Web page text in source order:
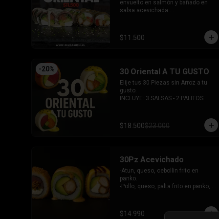
salmon.
queso.
envuelto en salmón y bañado en
salsa acevichada.
INCLUYE: 2 SALSAS - 1 PALITOS
$11.500
-20% 30 Oriental A TU GUSTO
Elije tus 30 Piezas sin Arroz a tu
gusto.
INCLUYE: 3 SALSAS - 2 PALITOS
$18.500$23.000
30Pz Acevichado
-Atun, queso, cebollin frito en
panko.
-Pollo, queso, palta frito en panko,
palta, bañado en salsa acevichada.
INCLUYE: 3 SALSAS - 2 PALITOS
$14.990